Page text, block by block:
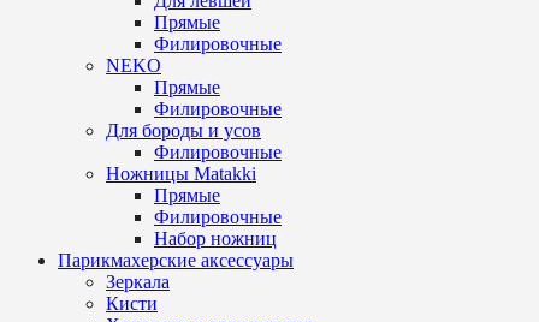
Прямые
Филировочные
NEKO
Прямые
Филировочные
Для бороды и усов
Филировочные
Ножницы Matakki
Прямые
Филировочные
Набор ножниц
Парикмахерские аксессуары
Зеркала
Кисти